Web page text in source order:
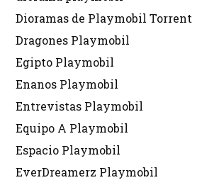
Dioramas de Playmobil Torrent
Dragones Playmobil
Egipto Playmobil
Enanos Playmobil
Entrevistas Playmobil
Equipo A Playmobil
Espacio Playmobil
EverDreamerz Playmobil